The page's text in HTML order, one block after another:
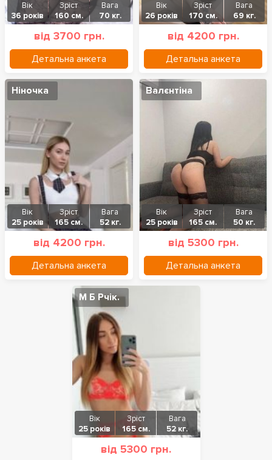
Вік
36 років
Зріст
160 см.
Вага
70 кг.
від 3700 грн.
Детальна анкета
Вік
26 років
Зріст
170 см.
Вага
69 кг.
від 4200 грн.
Детальна анкета
Ніночка
Вік
25 років
Зріст
165 см.
Вага
52 кг.
від 4200 грн.
Детальна анкета
Валєнтіна
Вік
25 років
Зріст
165 см.
Вага
50 кг.
від 5300 грн.
Детальна анкета
М Б Рчік.
Вік
25 років
Зріст
165 см.
Вага
52 кг.
від 5300 грн.